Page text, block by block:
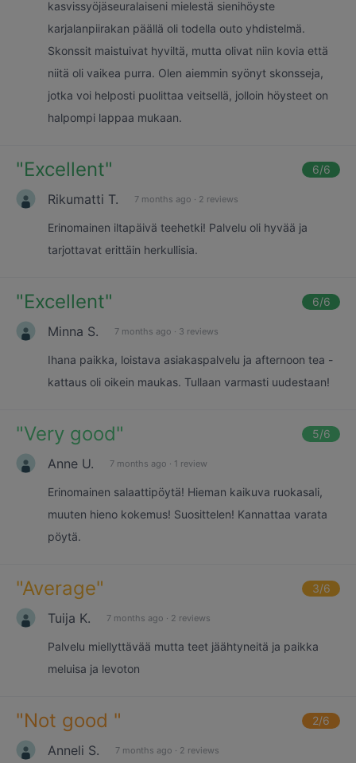
kasvissyöjäseuralaiseni mielestä sienihöyste
karjalanpiirakan päällä oli todella outo yhdistelmä.
Skonssit maistuivat hyviltä, mutta olivat niin kovia että
niitä oli vaikea purra. Olen aiemmin syönyt skonsseja,
jotka voi helposti puolittaa veitsellä, jolloin höysteet on
halpompi lappaa mukaan.
"Excellent" 6/6
Rikumatti T. 7 months ago · 2 reviews
Erinomainen iltapäivä teehetki! Palvelu oli hyvää ja
tarjottavat erittäin herkullisia.
"Excellent" 6/6
Minna S. 7 months ago · 3 reviews
Ihana paikka, loistava asiakaspalvelu ja afternoon tea -
kattaus oli oikein maukas. Tullaan varmasti uudestaan!
"Very good" 5/6
Anne U. 7 months ago · 1 review
Erinomainen salaattipöytä! Hieman kaikuva ruokasali,
muuten hieno kokemus! Suosittelen! Kannattaa varata
pöytä.
"Average" 3/6
Tuija K. 7 months ago · 2 reviews
Palvelu miellyttävää mutta teet jäähtyneitä ja paikka
meluisa ja levoton
"Not good " 2/6
Anneli S. 7 months ago · 2 reviews